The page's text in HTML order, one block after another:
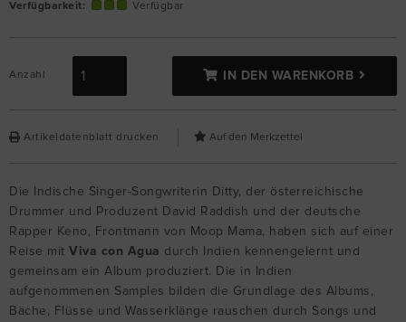
Verfügbarkeit: Verfügbar
Anzahl IN DEN WARENKORB
Artikeldatenblatt drucken
Die Indische Singer-Songwriterin Ditty, der österreichische
Drummer und Produzent David Raddish und der deutsche
Rapper Keno, Frontmann von Moop Mama, haben sich auf einer
Reise mit Viva con Agua durch Indien kennengelernt und
gemeinsam ein Album produziert. Die in Indien
aufgenommenen Samples bilden die Grundlage des Albums,
Bäche, Flüsse und Wasserklänge rauschen durch Songs und